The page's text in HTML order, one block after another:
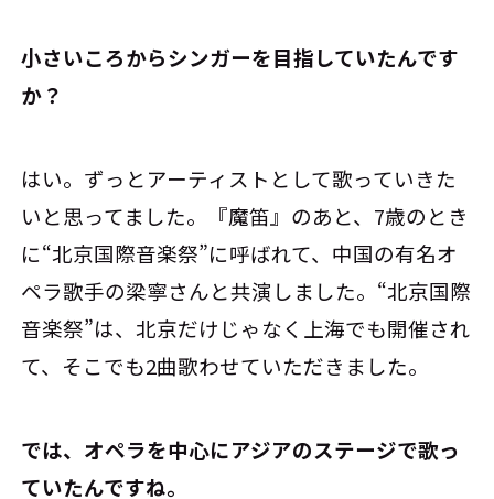
――小さいころからシンガーを目指していたんです
か？
はい。ずっとアーティストとして歌っていきた
いと思ってました。『魔笛』のあと、7歳のとき
に“北京国際音楽祭”に呼ばれて、中国の有名オ
ペラ歌手の梁寧さんと共演しました。“北京国際
音楽祭”は、北京だけじゃなく上海でも開催され
て、そこでも2曲歌わせていただきました。
――では、オペラを中心にアジアのステージで歌っ
ていたんですね。